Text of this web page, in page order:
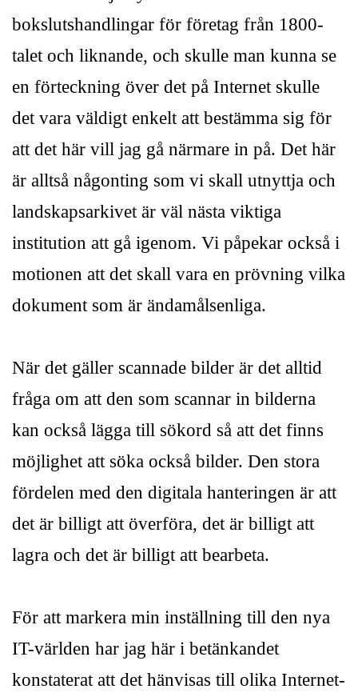
bokslutshandlingar för företag från 1800-
talet och liknande, och skulle man kunna se
en förteckning över det på Internet skulle
det vara väldigt enkelt att bestämma sig för
att det här vill jag gå närmare in på. Det här
är alltså någonting som vi skall utnyttja och
landskapsarkivet är väl nästa viktiga
institution att gå igenom. Vi påpekar också i
motionen att det skall vara en prövning vilka
dokument som är ändamålsenliga.
När det gäller scannade bilder är det alltid
fråga om att den som scannar in bilderna
kan också lägga till sökord så att det finns
möjlighet att söka också bilder. Den stora
fördelen med den digitala hanteringen är att
det är billigt att överföra, det är billigt att
lagra och det är billigt att bearbeta.
För att markera min inställning till den nya
IT-världen har jag här i betänkandet
konstaterat att det hänvisas till olika Internet-